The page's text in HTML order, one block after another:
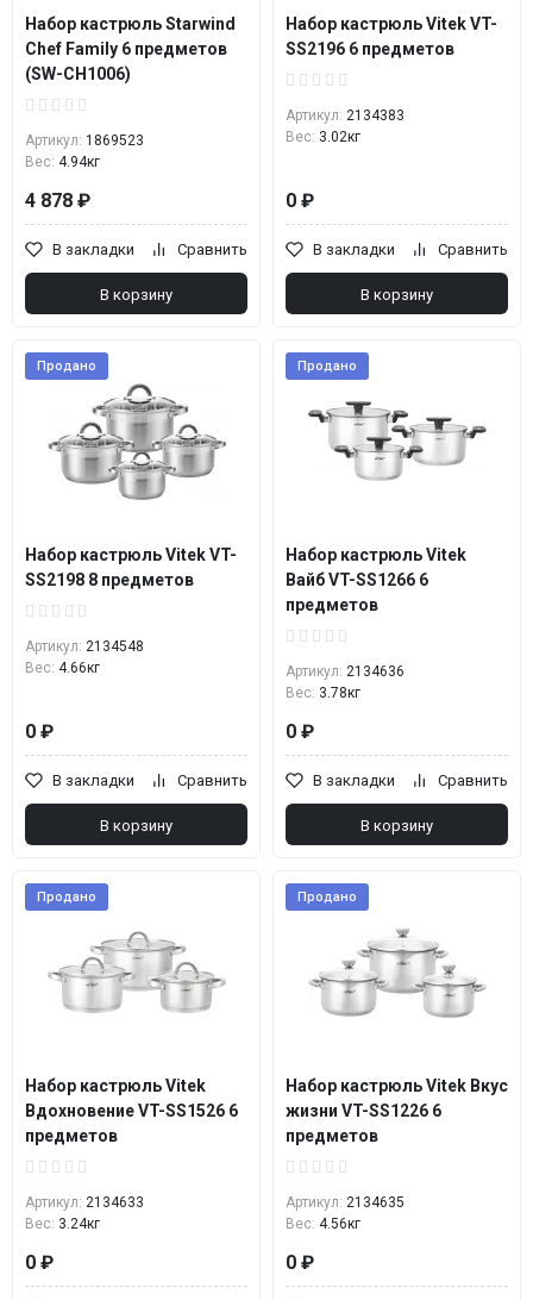
Набор кастрюль Starwind
Chef Family 6 предметов
(SW-CH1006)
Артикул: 1869523
Вес: 4.94кг
4 878 ₽
В закладки Сравнить
В корзину
Набор кастрюль Vitek VT-
SS2196 6 предметов
Артикул: 2134383
Вес: 3.02кг
0 ₽
В закладки Сравнить
В корзину
Продано
Набор кастрюль Vitek VT-
SS2198 8 предметов
Артикул: 2134548
Вес: 4.66кг
0 ₽
В закладки Сравнить
В корзину
Продано
Набор кастрюль Vitek
Вайб VT-SS1266 6
предметов
Артикул: 2134636
Вес: 3.78кг
0 ₽
В закладки Сравнить
В корзину
Продано
Набор кастрюль Vitek
Вдохновение VT-SS1526 6
предметов
Артикул: 2134633
Вес: 3.24кг
0 ₽
Продано
Набор кастрюль Vitek Вкус
жизни VT-SS1226 6
предметов
Артикул: 2134635
Вес: 4.56кг
0 ₽